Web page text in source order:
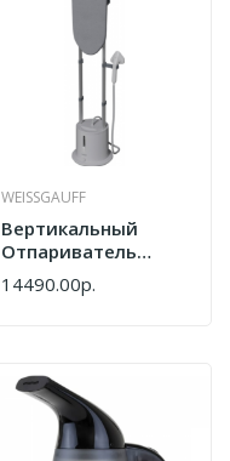
WEISSGAUFF
Вертикальный
Отпариватель
Weissgauff WGS 251
DW Steam Iron Pro
14490.00р.